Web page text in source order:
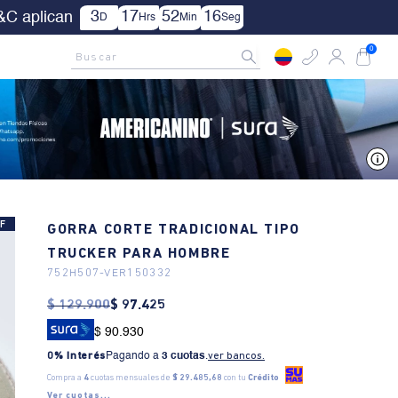
Aplica TYC.
Rastrea tu pedido aquí
Buscar 0
GORRA CORTE TRADICIONAL TIPO
TRUCKER PARA HOMBRE
752H507-VER150332
$ 129.900$ 97.425
$ 90.930
0% Interés Pagando a3 cuotas.ver bancos.
Compra a 4cuotas mensuales de $ 29.485,68 con tuCrédito